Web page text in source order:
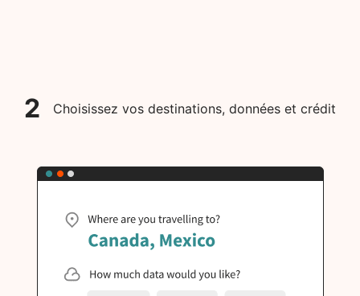
2 Choisissez vos destinations, données et crédit